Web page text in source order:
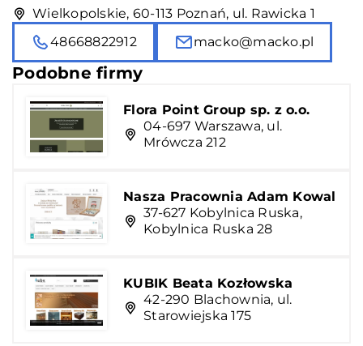
Wielkopolskie, 60-113 Poznań, ul. Rawicka 1
48668822912
macko@macko.pl
Podobne firmy
Flora Point Group sp. z o.o.
04-697 Warszawa, ul.
Mrówcza 212
Nasza Pracownia Adam Kowal
37-627 Kobylnica Ruska,
Kobylnica Ruska 28
KUBIK Beata Kozłowska
42-290 Blachownia, ul.
Starowiejska 175